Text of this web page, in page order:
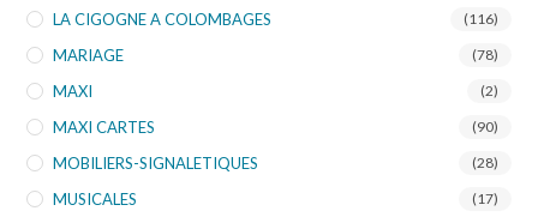
LA CIGOGNE A COLOMBAGES (116)
MARIAGE (78)
MAXI (2)
MAXI CARTES (90)
MOBILIERS-SIGNALETIQUES (28)
MUSICALES (17)